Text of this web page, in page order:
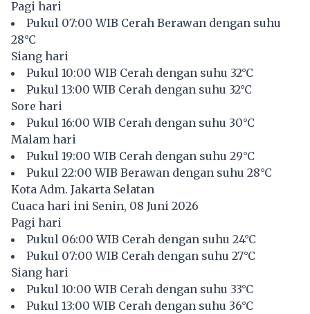
Pagi hari
Pukul 07:00 WIB Cerah Berawan dengan suhu
28°C
Siang hari
Pukul 10:00 WIB Cerah dengan suhu 32°C
Pukul 13:00 WIB Cerah dengan suhu 32°C
Sore hari
Pukul 16:00 WIB Cerah dengan suhu 30°C
Malam hari
Pukul 19:00 WIB Cerah dengan suhu 29°C
Pukul 22:00 WIB Berawan dengan suhu 28°C
Kota Adm. Jakarta Selatan
Cuaca hari ini Senin, 08 Juni 2026
Pagi hari
Pukul 06:00 WIB Cerah dengan suhu 24°C
Pukul 07:00 WIB Cerah dengan suhu 27°C
Siang hari
Pukul 10:00 WIB Cerah dengan suhu 33°C
Pukul 13:00 WIB Cerah dengan suhu 36°C